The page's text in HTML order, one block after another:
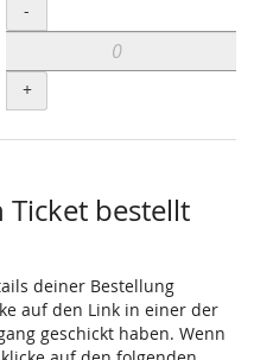
Menge
-
+
bestellt
deiner Bestellung
auf den Link in einer der
geschickt haben. Wenn